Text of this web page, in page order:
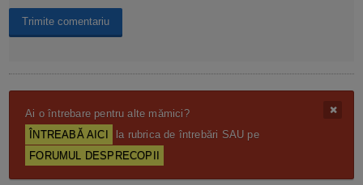
Ai o întrebare pentru alte mămici?
ÎNTREABĂ AICI
la rubrica de întrebări SAU pe
FORUMUL DESPRECOPII